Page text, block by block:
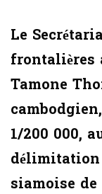
Le
frontalières
Tamone
1/200 000,
siamoise de